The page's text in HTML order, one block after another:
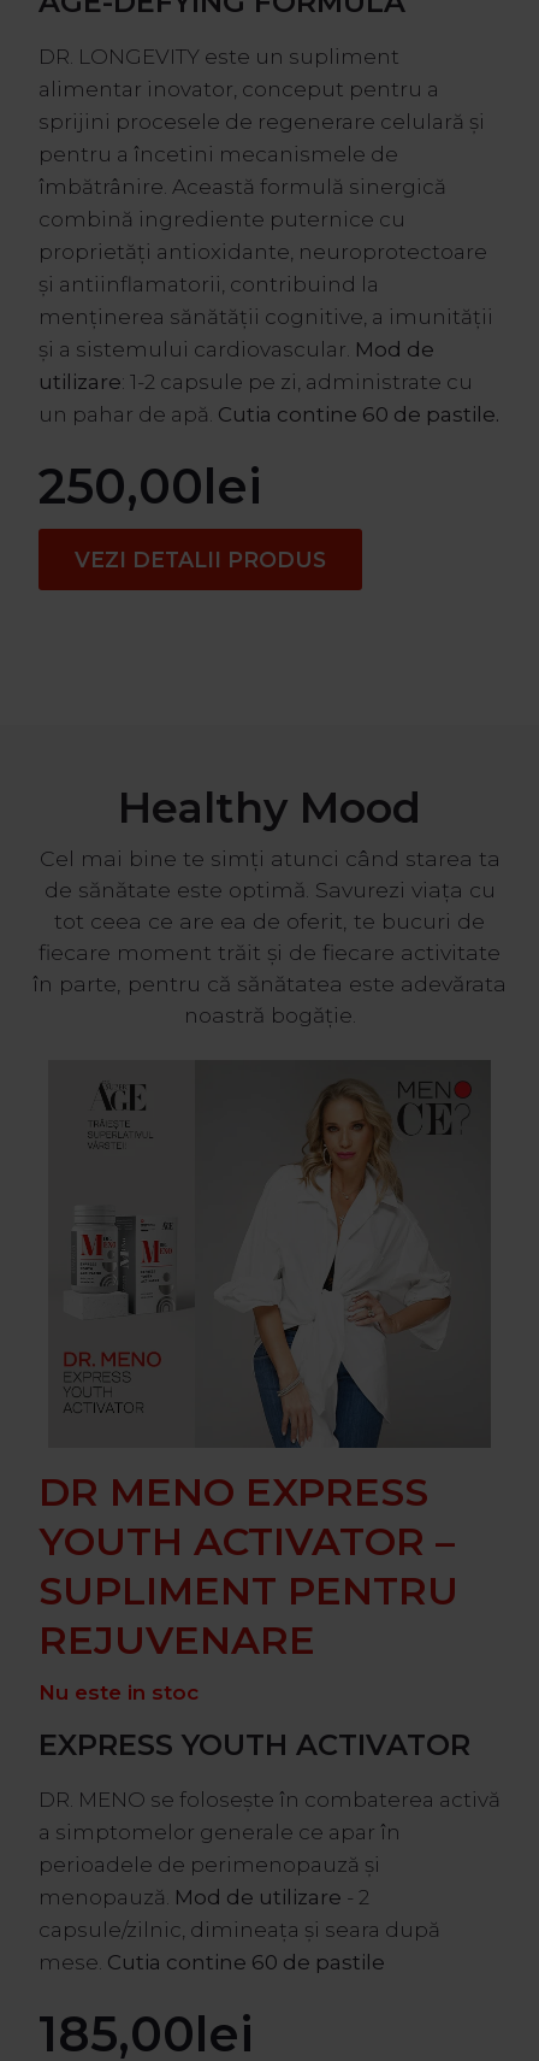
DR. LONGEVITY este un supliment
alimentar inovator, conceput pentru a
sprijini procesele de regenerare celulară și
pentru a încetini mecanismele de
îmbătrânire. Această formulă sinergică
combină ingrediente puternice cu
proprietăți antioxidante, neuroprotectoare
și antiinflamatorii, contribuind la
menținerea sănătății cognitive, a imunității
și a sistemului cardiovascular. Mod de
utilizare: 1-2 capsule pe zi, administrate cu
un pahar de apă. Cutia contine 60 de pastile.
250,00lei
VEZI DETALII PRODUS
Healthy Mood
Cel mai bine te simți atunci când starea ta
de sănătate este optimă. Savurezi viața cu
tot ceea ce are ea de oferit, te bucuri de
fiecare moment trăit și de fiecare activitate
în parte, pentru că sănătatea este adevărata
noastră bogăție.
DR MENO EXPRESS
YOUTH ACTIVATOR –
SUPLIMENT PENTRU
REJUVENARE
Nu este in stoc
EXPRESS YOUTH ACTIVATOR
DR. MENO se folosește în combaterea activă
a simptomelor generale ce apar în
perioadele de perimenopauză și
menopauză. Mod de utilizare - 2
capsule/zilnic, dimineața și seara după
mese. Cutia contine 60 de pastile
185,00lei